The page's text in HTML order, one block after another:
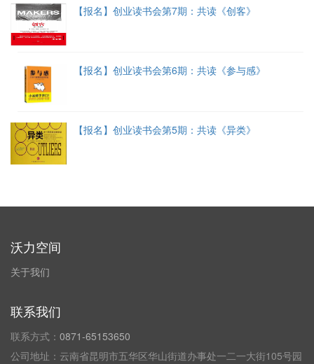
【报名】创业读书会第7期：共读《创客》
【报名】创业读书会第6期：共读《参与感》
【报名】创业读书会第5期：共读《异类》
沃力空间
关于我们
联系我们
联系方式： 0871-65153650
公司地址：云南省昆明市五华区华山街道办事处一二一大街105号园